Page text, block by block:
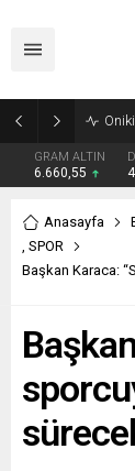
GRAM ALTIN
6.660,55
Anasayfa
, SPOR
Başkan Karaca: